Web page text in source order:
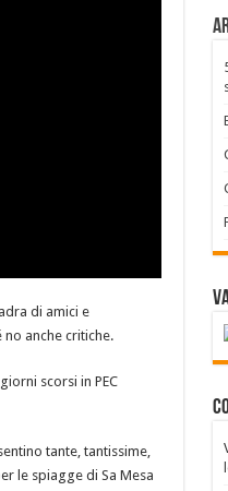
di amici e
anche critiche.
scorsi in PEC
tante, tantissime,
le spiagge di Sa Mesa